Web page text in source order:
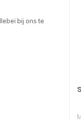
bij ons te